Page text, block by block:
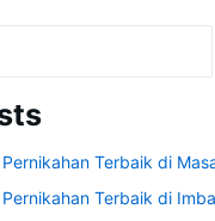
Terbaik di
Terbaik di